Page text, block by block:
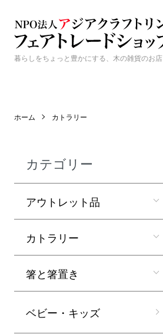
暮らしをちょっと豊かにする、木の雑貨のお店
ホーム カトラリー
カテゴリー
アウトレット品
カトラリー
箸と箸置き
ベビー・キッズ